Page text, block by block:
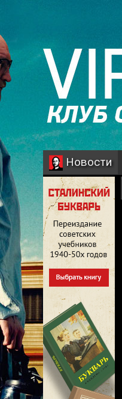
Новости